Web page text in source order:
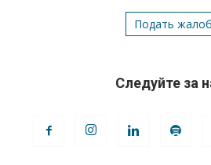
Подать
Следуйте за